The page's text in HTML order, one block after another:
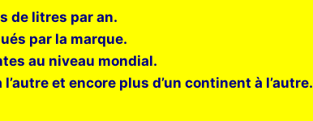
de litres par an.
par la marque.
au niveau mondial.
et encore plus d’un continent à l’autre.